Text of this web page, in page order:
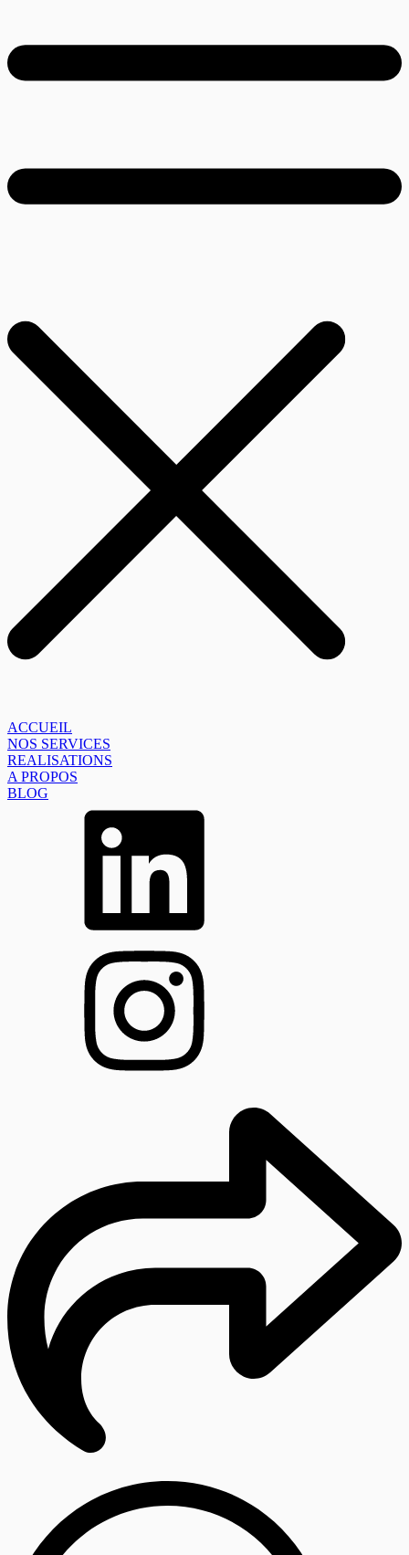
ACCUEIL
NOS SERVICES
REALISATIONS
A PROPOS
BLOG